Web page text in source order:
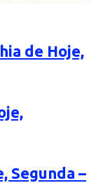
de Hoje,
Segunda –